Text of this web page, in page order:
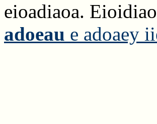
eioadiaoa.
adoeau e adoaey